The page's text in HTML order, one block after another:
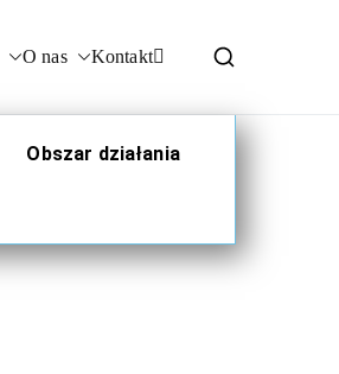
O nas Kontakt
Obszar działania